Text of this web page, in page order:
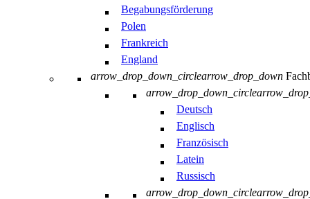
Begabungsförderung
Polen
Frankreich
England
arrow_drop_down_circlearrow_drop_down
arrow_drop_down_circle
Deutsch
Englisch
Französisch
Latein
Russisch
arrow_drop_down_circle